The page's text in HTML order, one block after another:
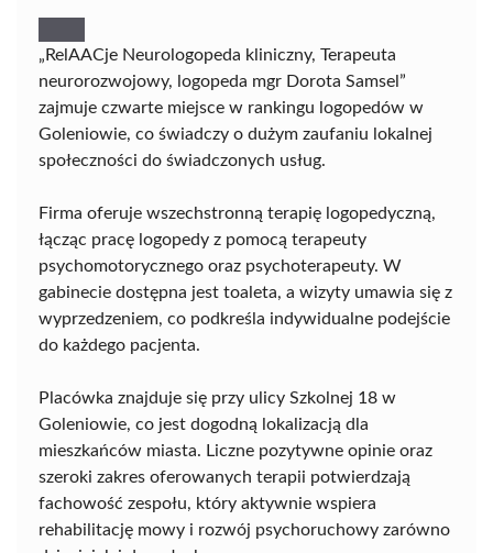
„RelAACje Neurologopeda kliniczny, Terapeuta
neurorozwojowy, logopeda mgr Dorota Samsel”
zajmuje czwarte miejsce w rankingu logopedów w
Goleniowie, co świadczy o dużym zaufaniu lokalnej
społeczności do świadczonych usług.
Firma oferuje wszechstronną terapię logopedyczną,
łącząc pracę logopedy z pomocą terapeuty
psychomotorycznego oraz psychoterapeuty. W
gabinecie dostępna jest toaleta, a wizyty umawia się z
wyprzedzeniem, co podkreśla indywidualne podejście
do każdego pacjenta.
Placówka znajduje się przy ulicy Szkolnej 18 w
Goleniowie, co jest dogodną lokalizacją dla
mieszkańców miasta. Liczne pozytywne opinie oraz
szeroki zakres oferowanych terapii potwierdzają
fachowość zespołu, który aktywnie wspiera
rehabilitację mowy i rozwój psychoruchowy zarówno